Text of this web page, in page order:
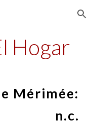
Skip to navigation
Hogar
Mérimée:
n.c.